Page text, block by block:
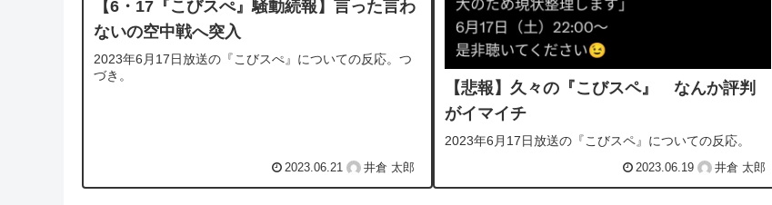
【6・17『こびスぺ』騒動続報】言った言わ
ないの空中戦へ突入
2023年6月17日放送の『こびスぺ』についての反応。つ
づき。
2023.06.21 井倉 太郎
【悲報】久々の『こびスペ』 なんか評判
がイマイチ
2023年6月17日放送の『こびスペ』についての反応。
2023.06.19 井倉 太郎